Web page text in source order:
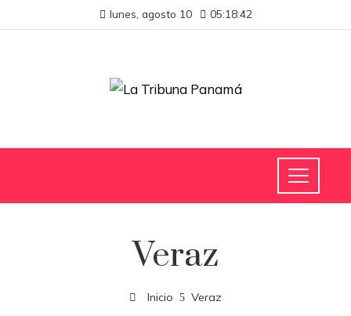
lunes, agosto 10 05:18:42
Veraz
Inicio Veraz